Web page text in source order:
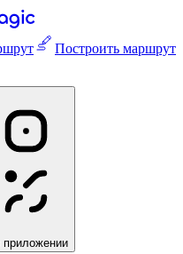
Построить маршрут